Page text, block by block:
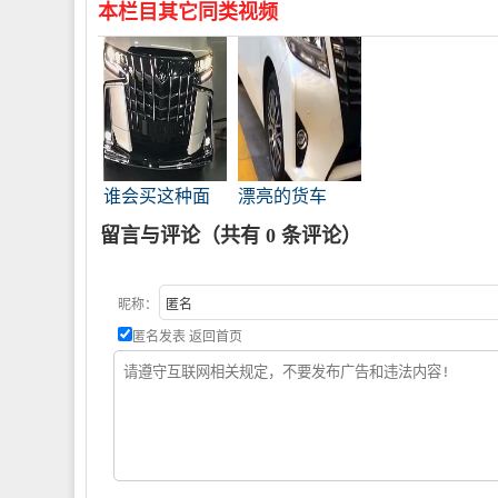
本栏目其它同类视频
谁会买这种面
包
漂亮的货车
留言与评论（共有 0 条评论）
昵称：
匿名发表 返回首页